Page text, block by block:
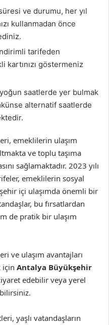
ve durumu, her yıl
kullanmadan önce
tarifeden
kartınızı göstermeniz
saatlerde yer bulmak
alternatif saatlerde
emeklilerin ulaşım
ve toplu taşıma
sağlamaktadır. 2023 yılı
emeklilerin sosyal
içi ulaşımda önemli bir
bu fırsatlardan
de pratik bir ulaşım
ve ulaşım avantajları
için Antalya Büyükşehir
edebilir veya yerel
yaşlı vatandaşların